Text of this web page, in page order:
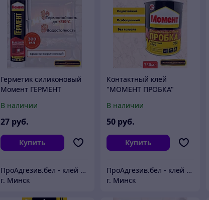
Герметик силиконовый
Момент ГЕРМЕНТ
(красн-коричн) 300мл
В наличии
27 руб.
Купить
ПроАдгезив.бел - клей c доставкой по Беларуси
г. Минск
Контактный клей
"МОМЕНТ ПРОБКА"
видов пробковых
покрытий,
В наличии
50 руб.
Купить
ПроАдгезив.бел - клей c доставкой по Беларуси
г. Минск